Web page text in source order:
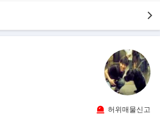
는 500만원 이하의 벌금
128만원
79만원
113만원
마 선루프 --------------------- 113만원
(프리미엄 패키지 선택 시) -------- 50만
허위매물신고